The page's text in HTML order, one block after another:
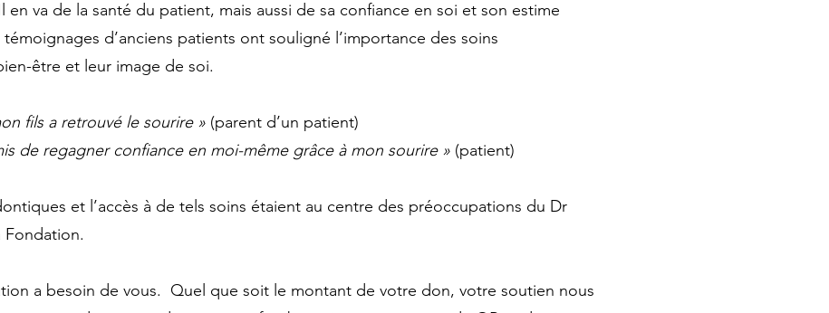
va de la santé du patient, mais aussi de sa confiance en soi et son estime
d’anciens patients ont souligné l’importance des soins
être et leur image de soi.
fils a retrouvé le sourire » (parent d’un patient)
de regagner confiance en moi-même grâce à mon sourire » (patient)
et l’accès à de tels soins étaient au centre des préoccupations du Dr
Fondation.
a besoin de vous. Quel que soit le montant de votre don, votre soutien nous